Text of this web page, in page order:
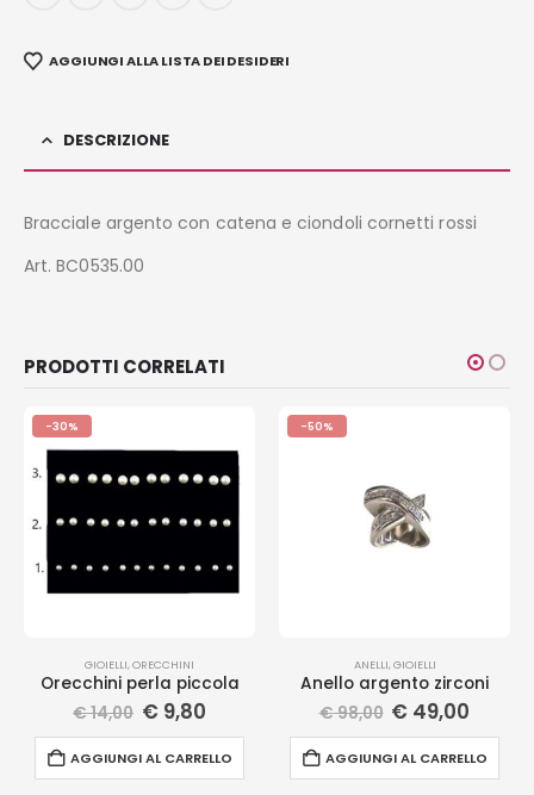
AGGIUNGI ALLA LISTA DEI DESIDERI
DESCRIZIONE
Bracciale argento con catena e ciondoli cornetti rossi
Art. BC0535.00
PRODOTTI CORRELATI
-30%
GIOIELLI,ORECCHINI
Orecchini perla piccola
€14,00 € 9,80
AGGIUNGI AL CARRELLO
-50%
ANELLI,GIOIELLI
Anello argento zirconi
€98,00 € 49,00
AGGIUNGI AL CARRELLO